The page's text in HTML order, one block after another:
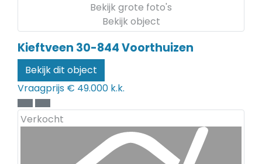
Bekijk grote foto's
Bekijk object
Kieftveen 30-844Voorthuizen
Bekijk dit object
Vraagprijs € 49.000 k.k.
Verkocht